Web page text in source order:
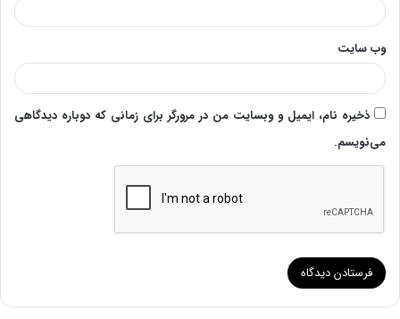
وب‌ سایت
ذخیره نام، ایمیل و وبسایت من در مرورگر برای زمانی که دوباره دیدگاهی
می‌نویسم.